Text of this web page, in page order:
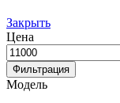
Закрыть
Цена
Минимальная
цена
Фильтрация
Модель